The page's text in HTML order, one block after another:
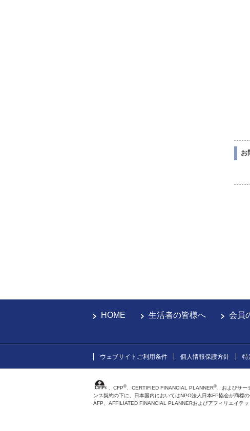
お
HOME 生活者の皆様へ 会員
ウェブサイトご利用条件 個人情報保護方針 特
、CFP® 、CERTIFIED FINANCIAL PLANNER® 、およびサ
ンス契約の下に、日本国内においてはNPO法人日本FP協会が商標の
AFP、AFFILIATED FINANCIAL PLANNERおよびアフィリエイテ